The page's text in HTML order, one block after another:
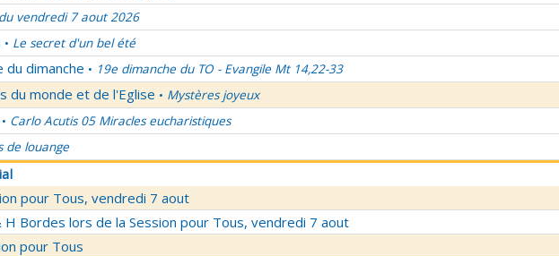
du vendredi 7 aout 2026
• Le secret d'un bel été
du dimanche • 19e dimanche du TO - Evangile Mt 14,22-33
du monde et de l'Eglise • Mystères joyeux
• Carlo Acutis 05 Miracles eucharistiques
de louange
pour Tous, vendredi 7 aout
H Bordes lors de la Session pour Tous, vendredi 7 aout
pour Tous